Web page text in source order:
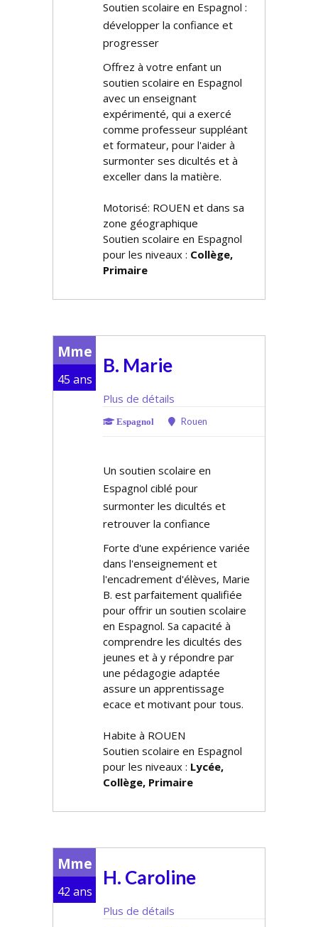
Soutien scolaire en Espagnol :
développer la confiance et
progresser
Offrez à votre enfant un
soutien scolaire en Espagnol
avec un enseignant
expérimenté, qui a exercé
comme professeur suppléant
et formateur, pour l'aider à
surmonter ses difficultés et à
exceller dans la matière.
Motorisé: ROUEN et dans sa
zone géographique
Soutien scolaire en Espagnol
pour les niveaux : Collège,
Primaire
Mme
45 ans
B. Marie
Plus de détails
Espagnol Rouen
Un soutien scolaire en
Espagnol ciblé pour
surmonter les difficultés et
retrouver la confiance
Forte d'une expérience variée
dans l'enseignement et
l'encadrement d'élèves, Marie
B. est parfaitement qualifiée
pour offrir un soutien scolaire
en Espagnol. Sa capacité à
comprendre les difficultés des
jeunes et à y répondre par
une pédagogie adaptée
assure un apprentissage
efficace et motivant pour tous.
Habite à ROUEN
Soutien scolaire en Espagnol
pour les niveaux : Lycée,
Collège, Primaire
Mme
42 ans
H. Caroline
Plus de détails